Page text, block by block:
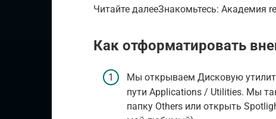
Читайте далееЗнакомьтесь: Академия
Как отформатировать
Мы открываем Дисковую
пути Applications / Utilities. Мы
папку Others или открыть